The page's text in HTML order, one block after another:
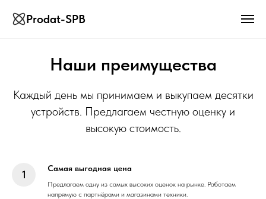
Prodat-SPB
Наши преимущества
Каждый день мы принимаем и выкупаем десятки
устройств. Предлагаем честную оценку и
высокую стоимость.
Самая выгодная цена
Предлагаем одну из самых высоких оценок на рынке. Работаем
напрямую с партнёрами и магазинами техники.